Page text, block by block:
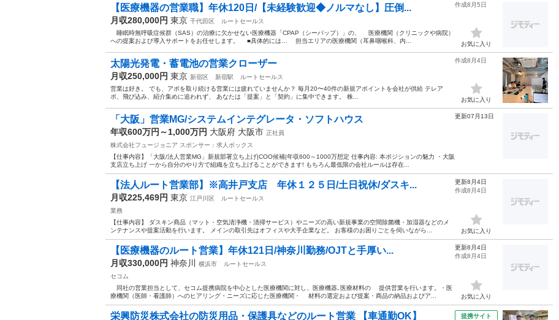
【医療機器の営業職】年休120日/【未経験歓迎◆ノルマなし】圧倒...
月収280,000円 東京 千代田区
ルートセールス
睡眠時無呼吸症候群（SAS）の治療に欠かせない医療機器「CPAP（シーパップ）」の、 医療機関（クリニックや病院）
への提案および導入サポートをお任せします。 ■具体的には… 担当エリアの医療機関（耳鼻咽喉科、内...
作成8月5日
お気に入り
太陽光発電・蓄電池の営業クローザー
月収250,000円 東京 新宿区 新宿駅
ルートセールス
営業は好き。 でも、アポを取り続ける営業には疲れていませんか？ 毎月20〜40件の新規アポイントを会社が供給 テレア
ポ、飛び込み、紹介集めに追われず、 あなたは「提案」と「契約」に集中できます。 株...
作成8月4日
お気に入り
「大阪」営業MG/システムインテグレータ・ソフトハウス
年収600万円～1,000万円 大阪府 大阪市 正社員
株式会社フュージョニア スポンサー：求人ボックス
【仕事内容】「大阪/法人営業MG」新規部署立ち上げ|COO候補|年収600～1000万想定 仕事内容: 本ポジションの魅力 ・大阪
支店立ち上げ 一から自分のやり方で組織を立ち上げることができます! もちろん最低限の会社ルールは存在...
更新07月13日
【法人ルート営業部】※高井戸支店 年休１２５日/土日祝休/ダスキ...
月収225,469円 東京 江戸川区
ルートセールス
業務
【仕事内容】 ダスキン商品（マット・空気清浄機・清掃サービス）やニーズの高い新規事業の空間除菌機・加湿器などのメ
ンテナンスや提案活動を行います。 メインの取引先はオフィスや大手企業など。 お客様のお困りごとを伺いながら...
更新8月4日
作成8月4日
お気に入り
【医療機器のルート営業】年休121日/神奈川勤務/OJTと手厚い...
月収330,000円 神奈川 横浜市
ルートセールス
セコム
同社の営業担当として、セコム提携病院を中心とした医療機関に対し、医療機器､医療材料の 提供営業を行います。・医
療機関（医師・看護師）へのヒアリング・ニーズに応じた医療機関・ 材料の選定および提案・商品の納品およびア...
更新8月4日
作成8月4日
お気に入り
栄興防災株式会社の防災用品・保護具などのルート営業 【車通勤OK】 提携サイト